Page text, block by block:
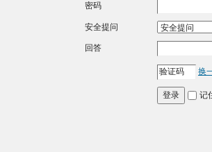
密码
安全提问
回答
换
登录 记